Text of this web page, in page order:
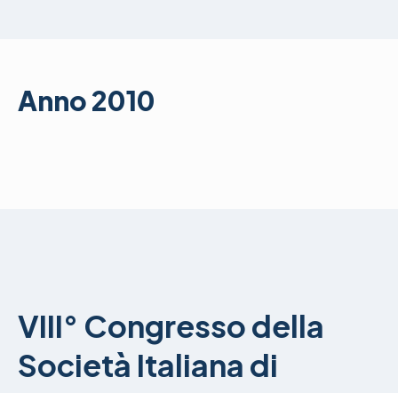
Anno 2010
VIII° Congresso della
Società Italiana di